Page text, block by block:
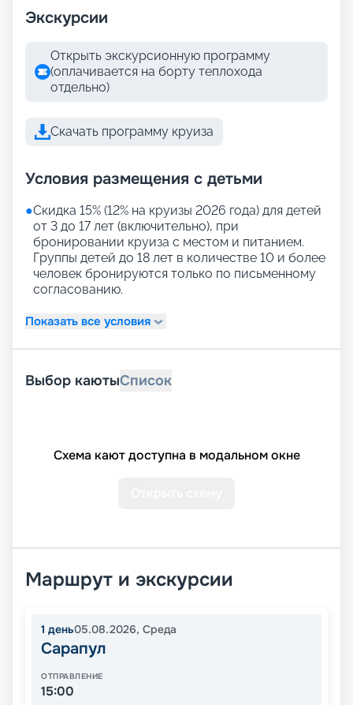
Экскурсии
Открыть экскурсионную программу
(оплачивается на борту теплохода
отдельно)
Скачать программу круиза
Условия размещения с детьми
●Скидка 15% (12% на круизы 2026 года) для детей
от 3 до 17 лет (включительно), при
бронировании круиза с местом и питанием.
Группы детей до 18 лет в количестве 10 и более
человек бронируются только по письменному
согласованию.
Показать все условия
Выбор каютыСписок
Схема кают доступна в модальном окне
Маршрут и экскурсии
1 день05.08.2026, Среда
Сарапул
ОТПРАВЛЕНИЕ
15:00